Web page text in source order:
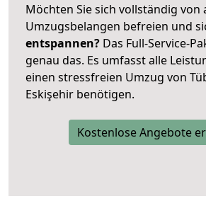
Möchten Sie sich vollständig von
Umzugsbelangen befreien und
entspannen? Das Full-Service-
genau das. Es umfasst alle
einen stressfreien Umzug von
Eskişehir benötigen.
Kostenlose Angebote